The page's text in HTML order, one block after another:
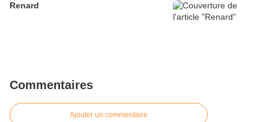
Renard
Commentaires
Ajouter un commentaire